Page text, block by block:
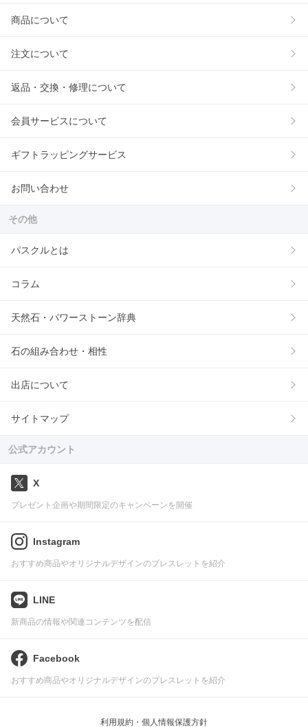
商品について
注文について
返品・交換・修理について
会員サービスについて
ギフトラッピングサービス
お問い合わせ
その他
パスクルとは
コラム
天然石・パワーストーン辞典
石の組み合わせ・相性
出店について
サイトマップ
公式アカウント
X
プレゼント企画や期間限定のキャンペーンを開催
Instagram
おすすめ商品やオリジナルデザインのブレスレットを紹介
LINE
新商品の情報や関連コンテンツを配信
Facebook
おすすめ商品やオリジナルデザインのブレスレットを紹介
利用規約・個人情報保護方針